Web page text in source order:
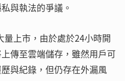
與執法的爭議。
上市，由於處於24小時開
傳至雲端儲存，雖然用戶可
與紀錄，但仍存在外漏風